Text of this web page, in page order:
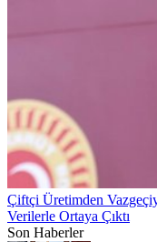
Çiftçi Üretimden
Verilerle Ortaya Çıktı
Son Haberler